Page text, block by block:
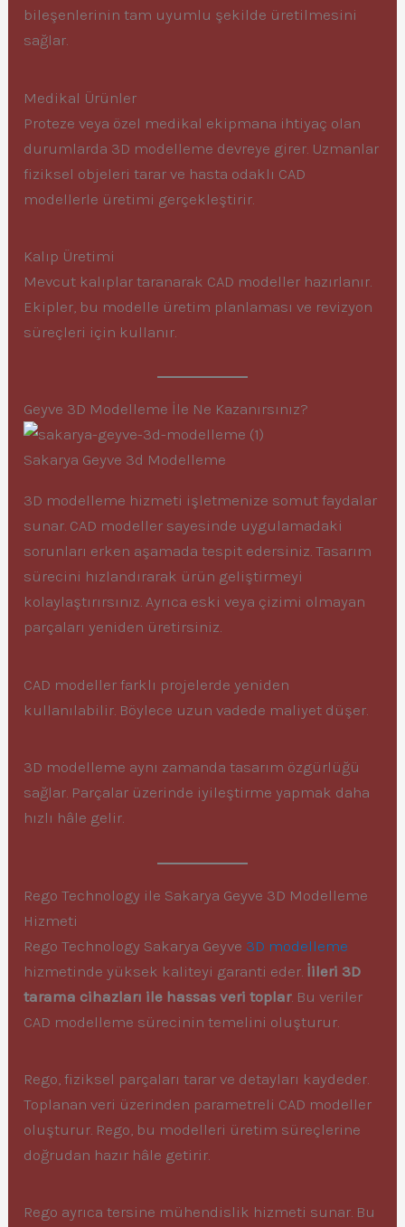
bileşenlerinin tam uyumlu şekilde üretilmesini
sağlar.
Medikal Ürünler
Proteze veya özel medikal ekipmana ihtiyaç olan
durumlarda 3D modelleme devreye girer. Uzmanlar
fiziksel objeleri tarar ve hasta odaklı CAD
modellerle üretimi gerçekleştirir.
Kalıp Üretimi
Mevcut kalıplar taranarak CAD modeller hazırlanır.
Ekipler, bu modelle üretim planlaması ve revizyon
süreçleri için kullanır.
Geyve 3D Modelleme İle Ne Kazanırsınız?
Sakarya Geyve 3d Modelleme
3D modelleme hizmeti işletmenize somut faydalar
sunar. CAD modeller sayesinde uygulamadaki
sorunları erken aşamada tespit edersiniz. Tasarım
sürecini hızlandırarak ürün geliştirmeyi
kolaylaştırırsınız. Ayrıca eski veya çizimi olmayan
parçaları yeniden üretirsiniz.
CAD modeller farklı projelerde yeniden
kullanılabilir. Böylece uzun vadede maliyet düşer.
3D modelleme aynı zamanda tasarım özgürlüğü
sağlar. Parçalar üzerinde iyileştirme yapmak daha
hızlı hâle gelir.
Rego Technology ile Sakarya Geyve 3D Modelleme
Hizmeti
Rego Technology Sakarya Geyve 3D modelleme
hizmetinde yüksek kaliteyi garanti eder. İileri 3D
tarama cihazları ile hassas veri toplar. Bu veriler
CAD modelleme sürecinin temelini oluşturur.
Rego, fiziksel parçaları tarar ve detayları kaydeder.
Toplanan veri üzerinden parametreli CAD modeller
oluşturur. Rego, bu modelleri üretim süreçlerine
doğrudan hazır hâle getirir.
Rego ayrıca tersine mühendislik hizmeti sunar. Bu